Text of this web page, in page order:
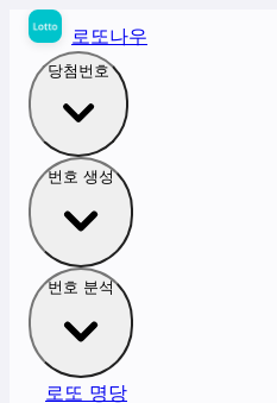
로또나우
당첨번호
번호 생성
번호 분석
로또 명당